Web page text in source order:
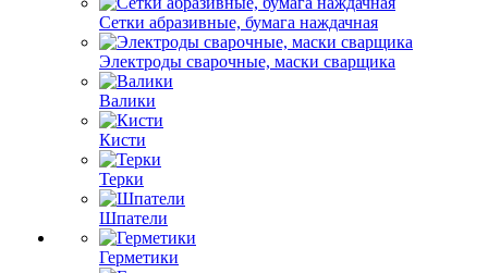
Сетки абразивные, бумага наждачная
Электроды сварочные, маски сварщика
Валики
Кисти
Терки
Шпатели
Герметики